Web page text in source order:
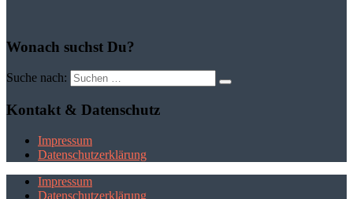
Wonach suchst Du?
Suche nach:
Kontakt & Datenschutz
Impressum
Datenschutzerklärung
Impressum
Datenschutzerklärung